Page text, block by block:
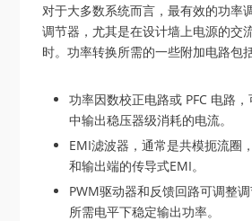
对于大多数系统而言，最有效的功率
调节器，尤其是在设计墙上电源的交
时。功率转换所需的一些附加电路包
功率因数校正电路或 PFC 电路
中输出稳压器级消耗的电流。
EMI滤波器，通常是共模扼流圈
和输出端的传导式EMI。
PWM驱动器和反馈回路可调整
所需电平下稳定输出功率。